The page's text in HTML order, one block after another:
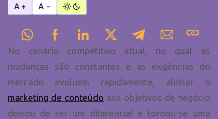
A + A −
No cenário competitivo atual, no qual as
mudanças são constantes e as exigências do
mercado evoluem rapidamente, alinhar o
marketing de conteúdo aos objetivos de negócio
deixou de ser um diferencial e tornou-se uma